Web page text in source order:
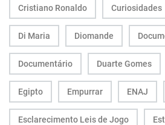
Cristiano Ronaldo Curiosidades
Di Maria Diomande
Documentário Duarte Gomes
Egipto Empurrar ENAJ
Esclarecimento Leis de Jogo